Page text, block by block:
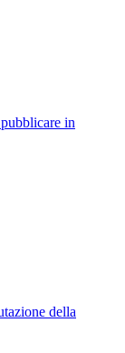
in
della